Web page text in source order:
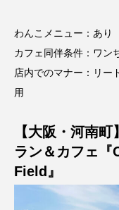
わんこメニュー：あり
カフェ同伴条件：ワン
店内でのマナー：リー
用
【大阪・河南
ラン＆カフェ
Field』